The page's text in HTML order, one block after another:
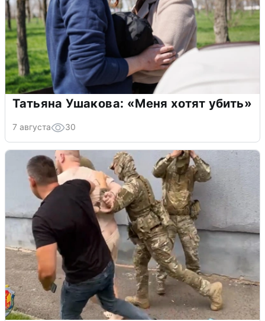
Татьяна Ушакова: «Меня хотят убить»
7 августа 30